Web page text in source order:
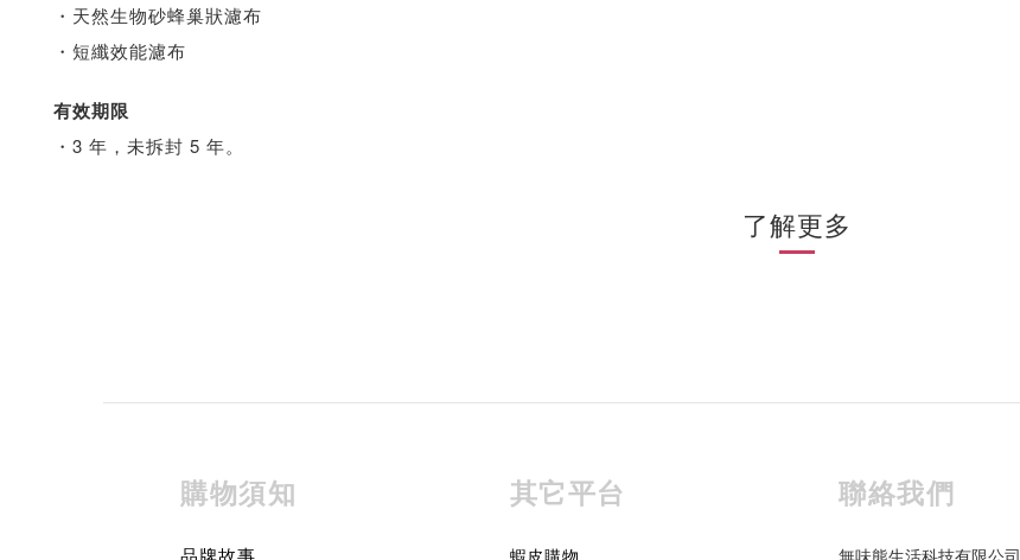
・天然生物砂蜂巢狀濾布
・短纖效能濾布
有效期限
・3 年，未拆封 5 年。
了解更多
購物須知
品牌故事
其它平台
蝦皮購物
聯絡我們
無味熊生活科技有限公司